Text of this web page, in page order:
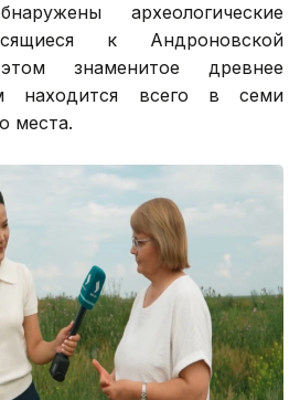
археологические
к Андроновской
знаменитое древнее
находится всего в семи
места.